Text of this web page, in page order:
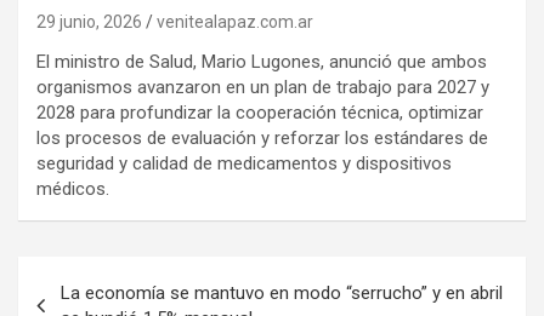
29 junio, 2026 venitealapaz.com.ar
El ministro de Salud, Mario Lugones, anunció que ambos
organismos avanzaron en un plan de trabajo para 2027 y
2028 para profundizar la cooperación técnica, optimizar
los procesos de evaluación y reforzar los estándares de
seguridad y calidad de medicamentos y dispositivos
médicos.
La economía se mantuvo en modo “serrucho” y en abril